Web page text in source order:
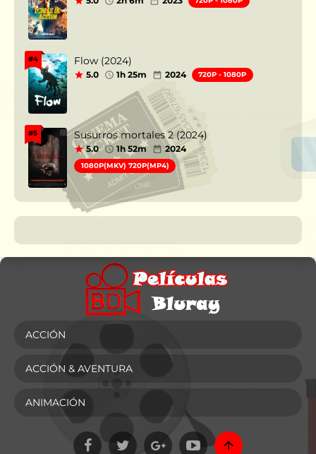
#4 Flow (2024)
5.0 1h 25m 2024 720P - 1080P
#5 Susurros mortales 2 (2024)
5.0 1h 52m 2024
1080P(MKV) 720P(MP4)
ACCIÓN
ACCIÓN & AVENTURA
ANIMACIÓN